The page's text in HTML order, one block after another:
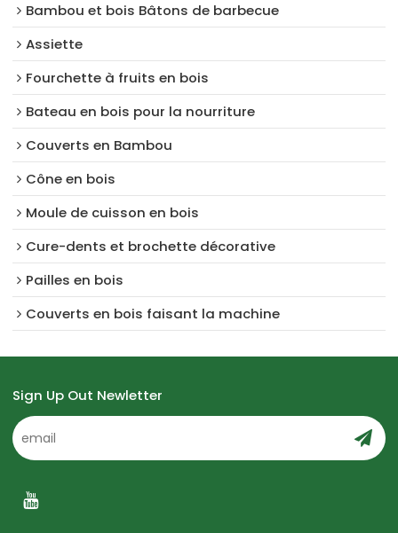
Bambou et bois Bâtons de barbecue
Assiette
Fourchette à fruits en bois
Bateau en bois pour la nourriture
Couverts en Bambou
Cône en bois
Moule de cuisson en bois
Cure-dents et brochette décorative
Pailles en bois
Couverts en bois faisant la machine
Sign Up Out Newletter